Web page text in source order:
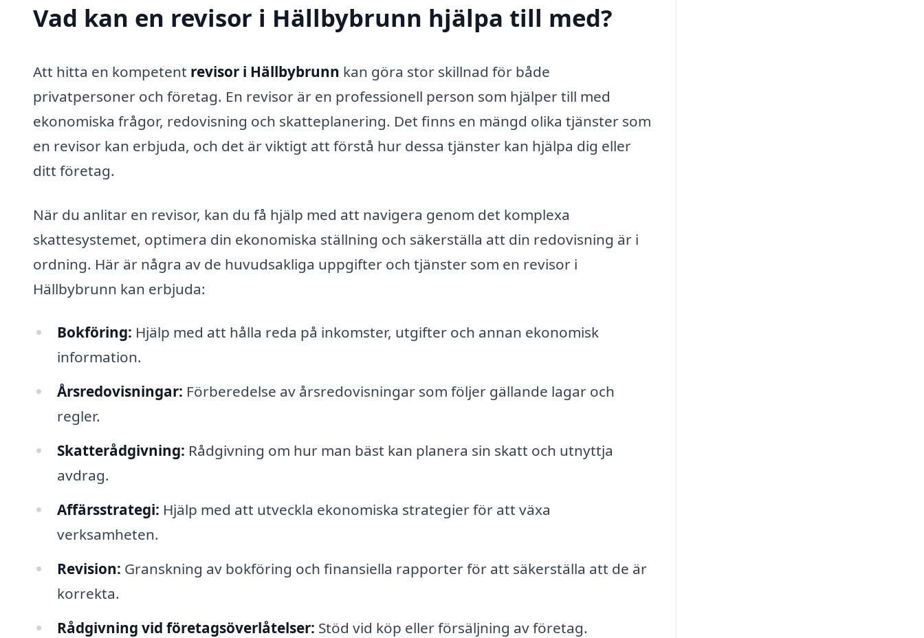
Vad kan en revisor i Hällbybrunn hjälpa till med?
Att hitta en kompetent revisor i Hällbybrunn kan göra stor skillnad för både
privatpersoner och företag. En revisor är en professionell person som hjälper till med
ekonomiska frågor, redovisning och skatteplanering. Det finns en mängd olika tjänster som
en revisor kan erbjuda, och det är viktigt att förstå hur dessa tjänster kan hjälpa dig eller
ditt företag.
När du anlitar en revisor, kan du få hjälp med att navigera genom det komplexa
skattesystemet, optimera din ekonomiska ställning och säkerställa att din redovisning är i
ordning. Här är några av de huvudsakliga uppgifter och tjänster som en revisor i
Hällbybrunn kan erbjuda:
Bokföring: Hjälp med att hålla reda på inkomster, utgifter och annan ekonomisk
information.
Årsredovisningar: Förberedelse av årsredovisningar som följer gällande lagar och
regler.
Skatterådgivning: Rådgivning om hur man bäst kan planera sin skatt och utnyttja
avdrag.
Affärsstrategi: Hjälp med att utveckla ekonomiska strategier för att växa
verksamheten.
Revision: Granskning av bokföring och finansiella rapporter för att säkerställa att de är
korrekta.
Rådgivning vid företagsöverlåtelser: Stöd vid köp eller försäljning av företag.